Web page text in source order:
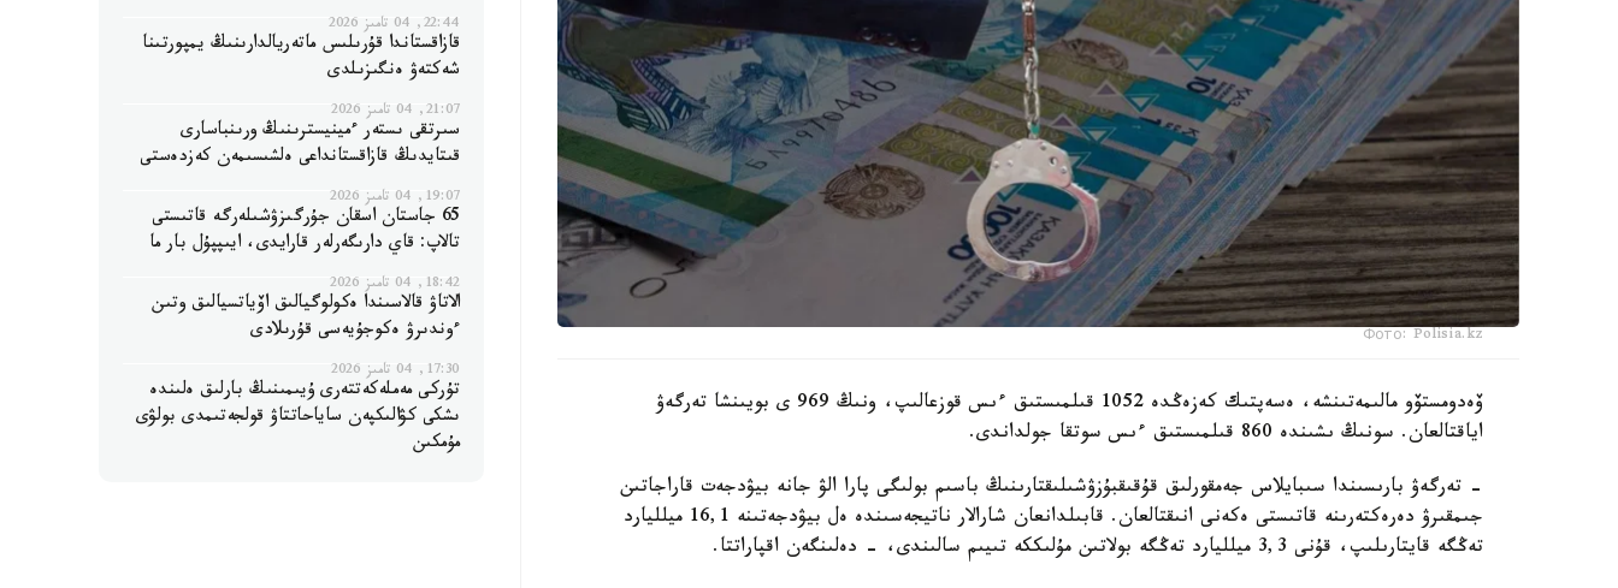
Фото: Polisia.kz
ۆەدومستۆو مالىمەتىنشە، ەسەپتىك كەزەڭدە 1052 قىلمىستىق ءىس قوزعالىپ، ونىڭ 969 ى بويىنشا تەرگەۋ
اياقتالعان. سونىڭ ىشىندە 860 قىلمىستىق ءىس سوتقا جولداندى.
- تەرگەۋ بارىسىندا سىبايلاس جەمقورلىق قۇقىقبۇزۋشىلىقتارىنىڭ باسىم بولىگى پارا الۋ جانە بيۋدجەت قاراجاتىن
جىمقىرۋ دەرەكتەرىنە قاتىستى ەكەنى انىقتالعان. قابىلدانعان شارالار ناتيجەسىندە ەل بيۋدجەتىنە 16,1 ميلليارد
تەڭگە قايتارىلىپ، قۇنى 3,3 ميلليارد تەڭگە بولاتىن مۇلىككە تىيىم سالىندى، - دەلىنگەن اقپاراتتا.
22:44, 04 تامىز 2026
قازاقستاندا قۇرىلىس ماتەريالدارىنىڭ يمپورتىنا
شەكتەۋ ەنگىزىلدى
21:07, 04 تامىز 2026
سىرتقى ىستەر ءمينيسترىنىڭ ورىنباسارى
قىتايدىڭ قازاقستانداعى ەلشىسىمەن كەزدەستى
19:07, 04 تامىز 2026
65 جاستان اسقان جۇرگىزۋشىلەرگە قاتىستى
تالاپ: قاي دارىگەرلەر قارايدى، ايىپپۇل بار ما
18:42, 04 تامىز 2026
الاتاۋ قالاسىندا ەكولوگيالىق اۆياتسيالىق وتىن
ءوندىرۋ ەكوجۇيەسى قۇرىلادى
17:30, 04 تامىز 2026
تۇركى مەملەكەتتەرى ۇيىمىنىڭ بارلىق ەلىندە
ىشكى كۋالىكپەن ساياحاتتاۋ قولجەتىمدى بولۋى
مۇمكىن